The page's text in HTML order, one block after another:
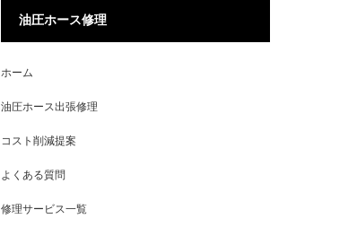
油圧ホース修理
ホーム
油圧ホース出張修理
コスト削減提案
よくある質問
修理サービス一覧